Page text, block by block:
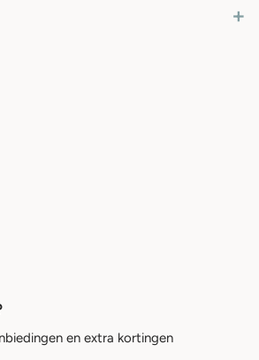
+
en extra kortingen